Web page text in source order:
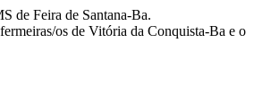
de Feira de Santana-Ba.
os de Vitória da Conquista-Ba e o